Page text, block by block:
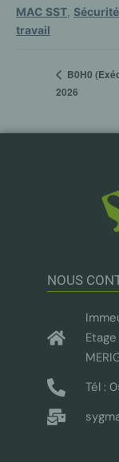
MAC SST
travail
B0H0
2026
NOUS
Tél :